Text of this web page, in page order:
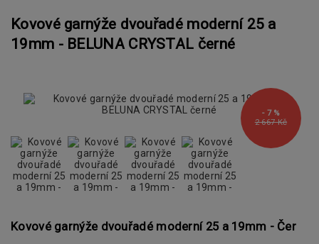
Kovové garnýže dvouřadé moderní 25 a
19mm - BELUNA CRYSTAL černé
2 667 Kč
- 7 %
Kovové garnýže dvouřadé moderní 25 a 19mm - Čer